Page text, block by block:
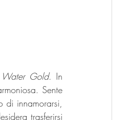
Water Gold. In
Sente
di innamorarsi,
trasferirsi